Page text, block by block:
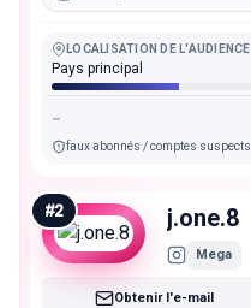
LOCALISATION DE L'AUDIENCE
Pays principal
-
faux abonnés / comptes suspects
#2 j.one.8
Mega
Obtenir l'e-mail